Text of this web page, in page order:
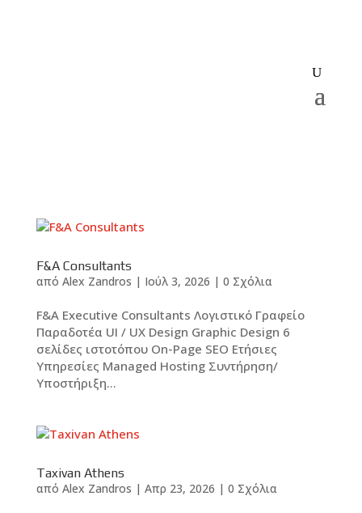
F&A Consultants
από Alex Zandros | Ιούλ 3, 2026 | 0 Σχόλια
F&A Executive Consultants Λογιστικό Γραφείο
Παραδοτέα UI / UX Design Graphic Design 6
σελίδες ιστοτόπου On-Page SEO Ετήσιες
Υπηρεσίες Managed Hosting Συντήρηση/
Υποστήριξη...
Taxivan Athens
από Alex Zandros | Απρ 23, 2026 | 0 Σχόλια